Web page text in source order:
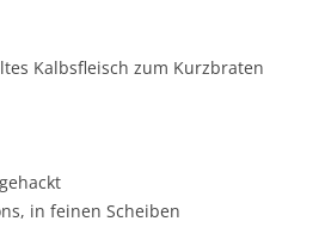
Kalbsfleisch zum Kurzbraten
in feinen Scheiben